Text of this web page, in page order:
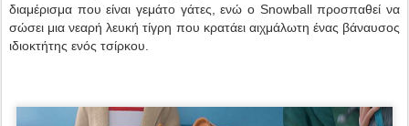
διαμέρισμα που είναι γεμάτο γάτες, ενώ ο Snowball προσπαθεί να
σώσει μια νεαρή λευκή τίγρη που κρατάει αιχμάλωτη ένας βάναυσος
ιδιοκτήτης ενός τσίρκου.